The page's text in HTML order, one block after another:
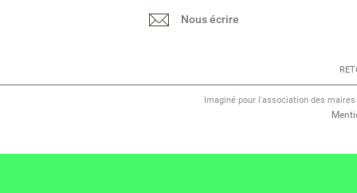
Nous écrire
Imaginé pour l'association des